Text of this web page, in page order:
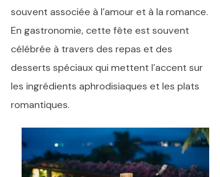
souvent associée à l’amour et à la romance.
En gastronomie, cette fête est souvent
célébrée à travers des repas et des
desserts spéciaux qui mettent l’accent sur
les ingrédients aphrodisiaques et les plats
romantiques.